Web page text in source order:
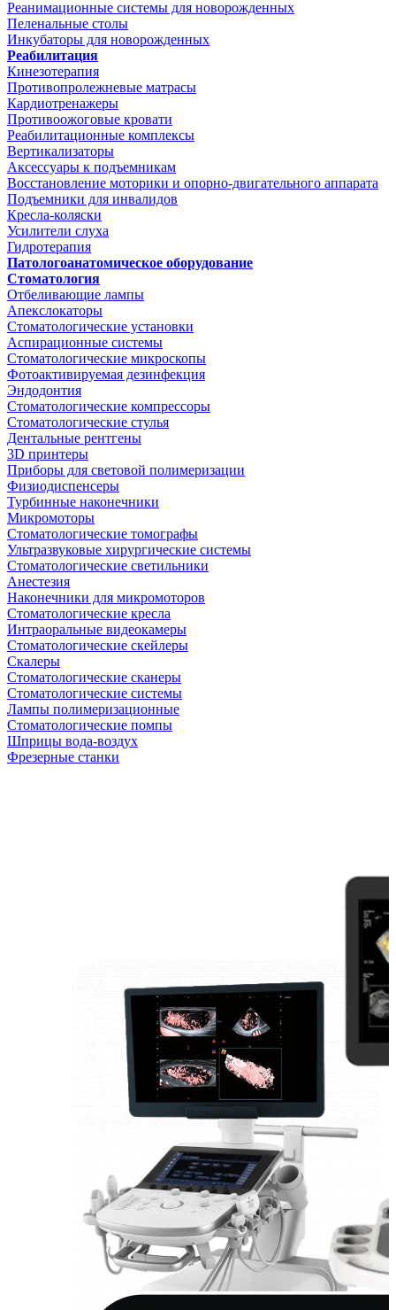
Реанимационные системы для новорожденных
Пеленальные столы
Инкубаторы для новорожденных
Реабилитация
Кинезотерапия
Противопролежневые матрасы
Кардиотренажеры
Противоожоговые кровати
Реабилитационные комплексы
Вертикализаторы
Аксессуары к подъемникам
Восстановление моторики и опорно-двигательного аппарата
Подъемники для инвалидов
Кресла-коляски
Усилители слуха
Гидротерапия
Патологоанатомическое оборудование
Стоматология
Отбеливающие лампы
Апекслокаторы
Стоматологические установки
Аспирационные системы
Стоматологические микроскопы
Фотоактивируемая дезинфекция
Эндодонтия
Стоматологические компрессоры
Стоматологические стулья
Дентальные рентгены
3D принтеры
Приборы для световой полимеризации
Физиодиспенсеры
Турбинные наконечники
Микромоторы
Стоматологические томографы
Ультразвуковые хирургические системы
Стоматологические светильники
Анестезия
Наконечники для микромоторов
Стоматологические кресла
Интраоральные видеокамеры
Стоматологические скейлеры
Скалеры
Стоматологические сканеры
Стоматологические системы
Лампы полимеризационные
Стоматологические помпы
Шприцы вода-воздух
Фрезерные станки